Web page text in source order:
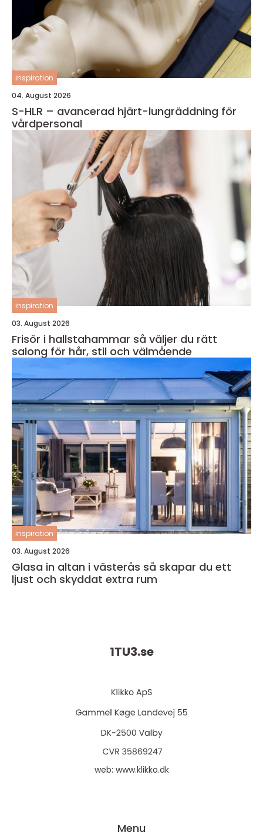
inspiration
04. August 2026
S-HLR – avancerad hjärt-lungräddning för
vårdpersonal
inspiration
03. August 2026
Frisör i hallstahammar så väljer du rätt
salong för hår, stil och välmående
inspiration
03. August 2026
Glasa in altan i västerås så skapar du ett
ljust och skyddat extra rum
1TU3.se
web: www.klikko.dk
Menu